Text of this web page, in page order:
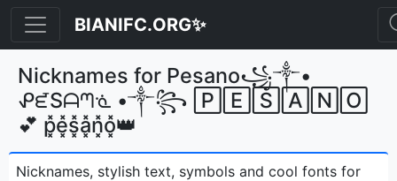
BIANIFC.ORG✨
Nicknames for Pesano꧁༒•
ᕵᘿSᗩᘉᓍ •༒꧂ 🄿🄴🅂🄰🄽🄾
💕 p͓̽e͓̽s͓̽a͓̽n͓̽o͓̽👑
Nicknames, stylish text, symbols and cool fonts for